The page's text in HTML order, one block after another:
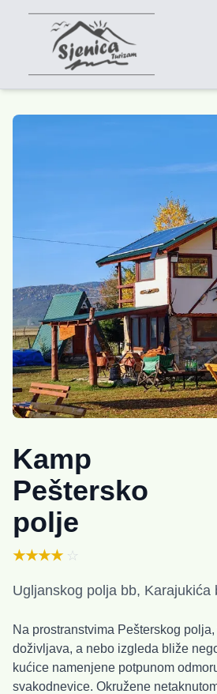
Kamp
Peštersko
polje
★★★★ ☆
Ugljanskog polja bb, Karajukića
Na prostranstvima Pešterskog
doživljava, a nebo izgleda bliže
kućice namenjene potpunom
svakodnevice. Okružene